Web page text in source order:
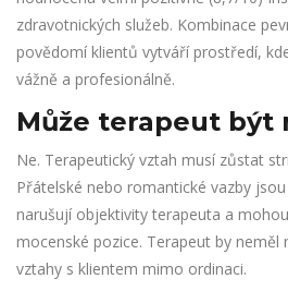
zdravotnických služeb. Kombinace
povědomí klientů vytváří prostředí,
vážně a profesionálně.
Může terapeut být
Ne. Terapeutický vztah musí zůstat
Přátelské nebo romantické vazby
narušují objektivity terapeuta a
mocenské pozice. Terapeut by neměl
vztahy s klientem mimo ordinaci.